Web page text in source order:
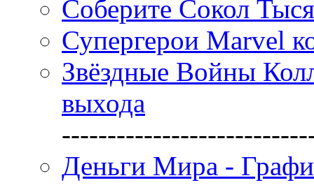
Соберите Сокол
Супергерои Marvel
Звёздные Войны
выхода
Деньги Мира -